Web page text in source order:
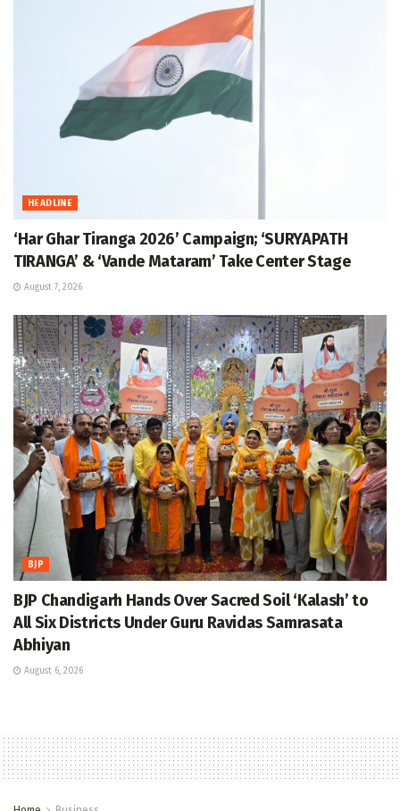
HEADLINE
‘Har Ghar Tiranga 2026’ Campaign; ‘SURYAPATH
TIRANGA’ & ‘Vande Mataram’ Take Center Stage
August 7, 2026
BJP
BJP Chandigarh Hands Over Sacred Soil ‘Kalash’ to
All Six Districts Under Guru Ravidas Samrasata
Abhiyan
August 6, 2026